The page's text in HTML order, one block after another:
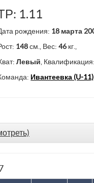
1.11
рождения: 18 марта
148см., Вес:46 кг.,
Левый ,
Ивантеевка (U-11)